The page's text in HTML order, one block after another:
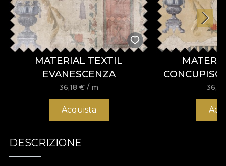
MATERIAL TEXTIL
EVANESCENZA
36,18€ / m
Acquista
DESCRIZIONE